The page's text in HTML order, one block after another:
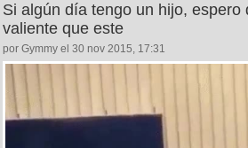
Si algún día tengo un hijo, espero
valiente que este
por Gymmy el 30 nov 2015, 17:31